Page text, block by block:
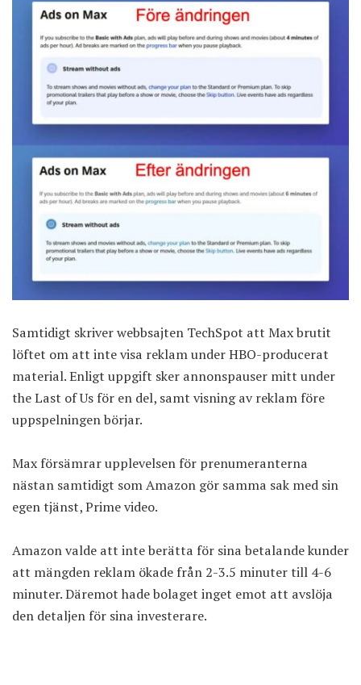
Samtidigt skriver webbsajten TechSpot att Max brutit
löftet om att inte visa reklam under HBO-producerat
material. Enligt uppgift sker annonspauser mitt under
the Last of Us för en del, samt visning av reklam före
uppspelningen börjar.
Max försämrar upplevelsen för prenumeranterna
nästan samtidigt som Amazon gör samma sak med sin
egen tjänst, Prime video.
Amazon valde att inte berätta för sina betalande kunder
att mängden reklam ökade från 2-3.5 minuter till 4-6
minuter. Däremot hade bolaget inget emot att avslöja
den detaljen för sina investerare.